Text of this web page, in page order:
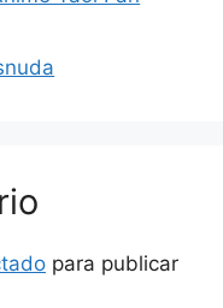
para publicar